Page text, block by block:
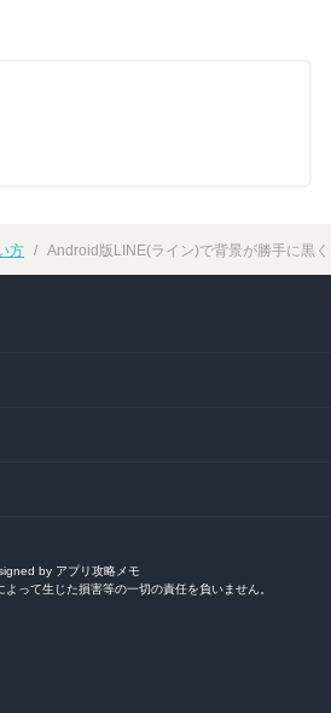
方 Android版LINE(ライン)で背景が勝手に黒
by アプリ攻略メモ
って生じた損害等の一切の責任を負いません。